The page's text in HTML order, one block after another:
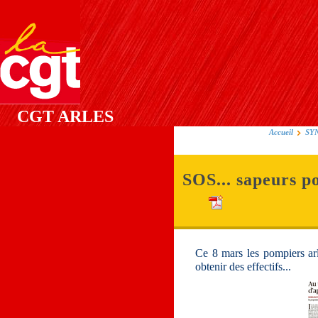
CGT ARLES
Accueil
SOS... sapeurs
Ce 8 mars les pompiers
obtenir des effectifs...